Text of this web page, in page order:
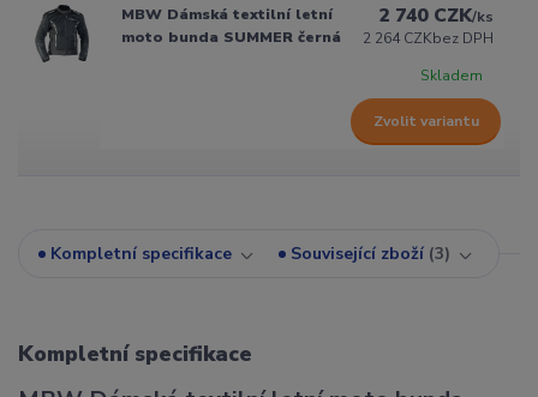
MBW Dámská textilní letní
moto bunda SUMMER černá
2 740 CZK/ks
2 264 CZKbez DPH
Skladem
Zvolit variantu
Kompletní specifikace Související zboží 3
Kompletní specifikace